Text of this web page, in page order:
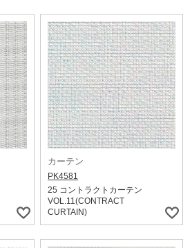
カーテン
PK4581
25 コントラクトカーテン
VOL.11(CONTRACT
CURTAIN)